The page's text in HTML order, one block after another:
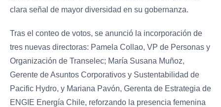
clara señal de mayor diversidad en su gobernanza.
Tras el conteo de votos, se anunció la incorporación de
tres nuevas directoras: Pamela Collao, VP de Personas y
Organización de Transelec; María Susana Muñoz,
Gerente de Asuntos Corporativos y Sustentabilidad de
Pacific Hydro, y Mariana Pavón, Gerenta de Estrategia de
ENGIE Energía Chile, reforzando la presencia femenina